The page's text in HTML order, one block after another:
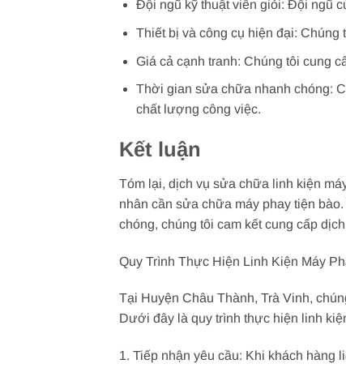
Đội ngũ kỹ thuật viên giỏi: Đội ngũ
Thiết bị và công cụ hiện đại:
Giá cả cạnh tranh: Chúng tôi cung
Thời gian sửa chữa nhanh chóng:
chất lượng công việc.
Kết luận
Tóm lại, dịch vụ sửa chữa linh kiện
nhân cần sửa chữa máy phay tiện
chóng, chúng tôi cam kết cung cấp
Quy Trình Thực Hiện Linh Kiện Máy
Tại Huyện Châu Thành, Trà Vinh,
Dưới đây là quy trình thực hiện linh
1. Tiếp nhận yêu cầu: Khi khách hàng